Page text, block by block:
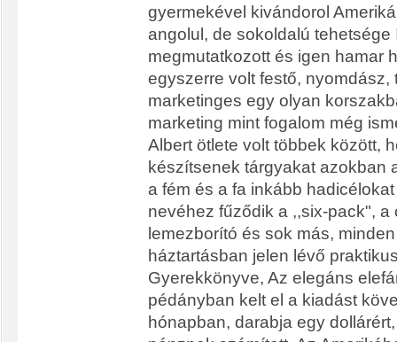
gyermekével kivándorol
angolul, de sokoldalú tehetsége
megmutatkozott és igen hamar
egyszerre volt festő, nyomdász,
marketinges egy olyan
marketing mint fogalom még
Albert ötlete volt többek között,
készítsenek tárgyakat azokban
a fém és a fa inkább
nevéhez fűződik a ,,six-pack", a
lemezborító és sok más,
háztartásban jelen lévő
Gyerekkönyve, Az elegáns
pédányban kelt el a kiadást
hónapban, darabja egy